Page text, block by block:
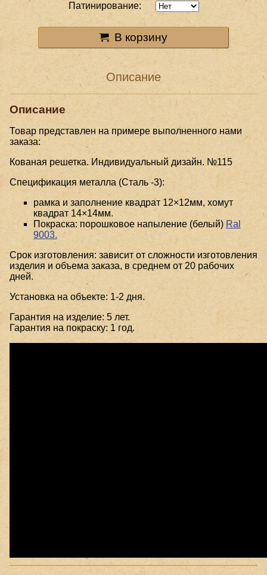
Патинирование:
В корзину
Описание
Описание
Товар представлен на примере выполненного нами
заказа:
Кованая решетка. Индивидуальный дизайн. №115
Спецификация металла (Сталь -3):
рамка и заполнение квадрат 12×12мм, хомут
квадрат 14×14мм.
Покраска: порошковое напыление (белый) Ral
9003.
Срок изготовления: зависит от сложности изготовления
изделия и объема заказа, в среднем от 20 рабочих
дней.
Установка на объекте: 1-2 дня.
Гарантия на изделие: 5 лет.
Гарантия на покраску: 1 год.